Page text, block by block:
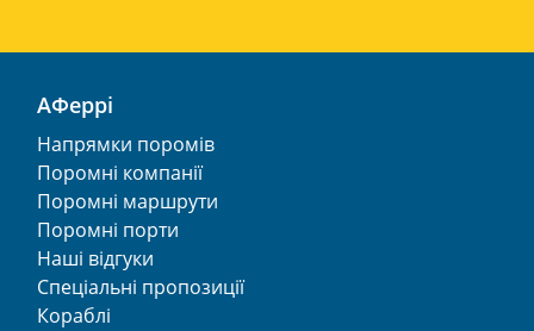
АФеррі
Напрямки поромів
Поромні компанії
Поромні маршрути
Поромні порти
Наші відгуки
Спеціальні пропозиції
Кораблі